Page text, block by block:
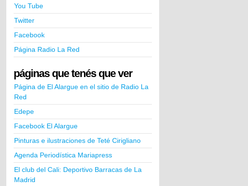
You Tube
Twitter
Facebook
Página Radio La Red
páginas que tenés que ver
Página de El Alargue en el sitio de Radio La
Red
Edepe
Facebook El Alargue
Pinturas e ilustraciones de Teté Cirigliano
Agenda Periodística Mariapress
El club del Cali: Deportivo Barracas de La
Madrid